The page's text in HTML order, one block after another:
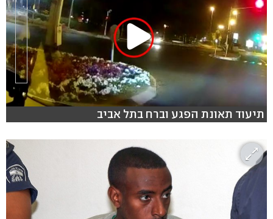
תיעוד תאונת הפגע וברח בתל אביב